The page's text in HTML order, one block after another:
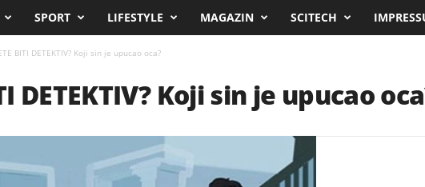
SPORT LIFESTYLE MAGAZIN SCITECH
BITI DETEKTIV? Koji sin je upucao oca?
DETEKTIV? Koji sin je upucao